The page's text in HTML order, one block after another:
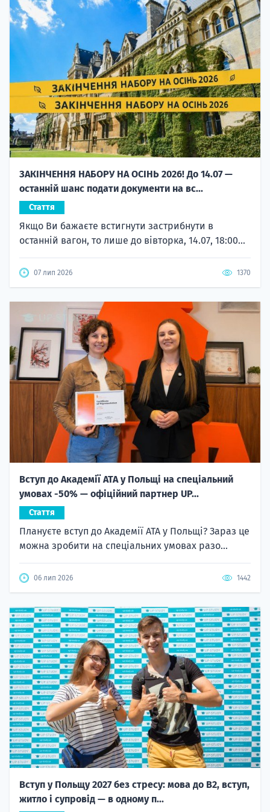
ЗАКІНЧЕННЯ НАБОРУ НА ОСІНЬ 2026! До 14.07 —
останній шанс подати документи на вс...
Стаття
Якщо Ви бажаєте встигнути застрибнути в
останній вагон, то лише до вівторка, 14.07, 18:00...
07 лип 2026 1370
Вступ до Академії ATA у Польщі на спеціальний
умовах -50% — офіційний партнер UP...
Стаття
Плануєте вступ до Академії ATA у Польщі? Зараз це
можна зробити на спеціальних умовах разо...
06 лип 2026 1442
Вступ у Польщу 2027 без стресу: мова до B2, вступ,
житло і супровід — в одному п...